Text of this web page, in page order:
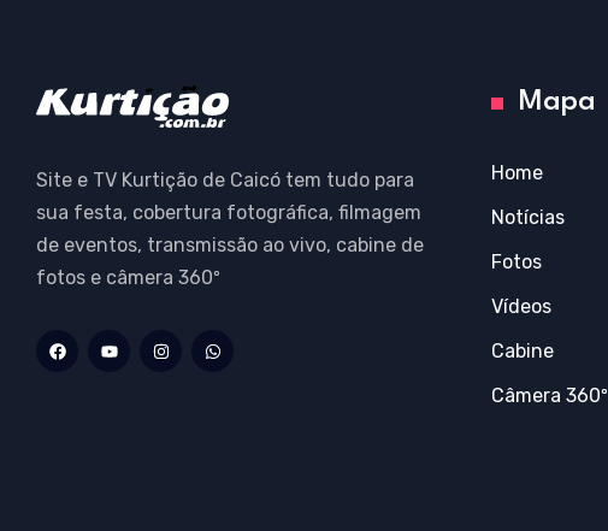
Site e TV Kurtição de Caicó tem tudo para
sua festa, cobertura fotográfica, filmagem
de eventos, transmissão ao vivo, cabine de
fotos e câmera 360º
Mapa
Home
Notícias
Fotos
Vídeos
Cabine
Câmera 360º